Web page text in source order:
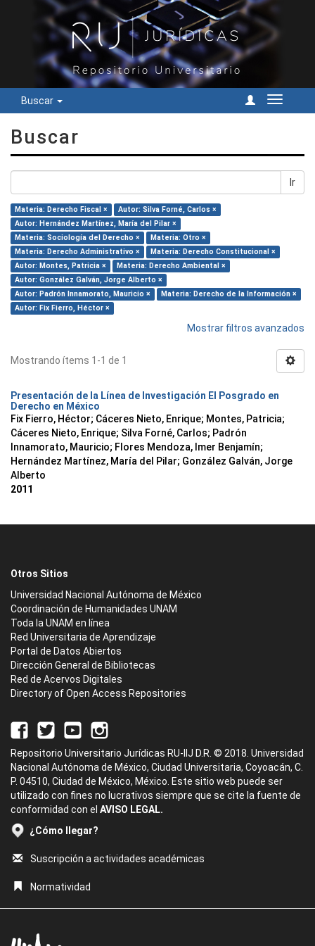
Buscar
Cambiar
Buscar
Ir
Materia: Derecho Fiscal ×
Autor: Silva Forné, Carlos ×
Autor: Hernández Martínez, María del Pilar ×
Materia: Sociología del Derecho ×
Materia: Otro ×
Materia: Derecho Administrativo ×
Materia: Derecho Constitucional ×
Autor: Montes, Patricia ×
Materia: Derecho Ambiental ×
Autor: González Galván, Jorge Alberto ×
Autor: Padrón Innamorato, Mauricio ×
Materia: Derecho de la Información ×
Autor: Fix Fierro, Héctor ×
Mostrar filtros avanzados
Mostrando ítems 1-1 de 1
Presentación de la Línea de Investigación El Posgrado en
Derecho en México
Fix Fierro, Héctor; Cáceres Nieto, Enrique; Montes, Patricia;
Cáceres Nieto, Enrique; Silva Forné, Carlos; Padrón
Innamorato, Mauricio; Flores Mendoza, Imer Benjamín;
Hernández Martínez, María del Pilar; González Galván, Jorge
Alberto
2011
Otros Sitios
Universidad Nacional Autónoma de México
Coordinación de Humanidades UNAM
Toda la UNAM en línea
Red Universitaria de Aprendizaje
Portal de Datos Abiertos
Dirección General de Bibliotecas
Red de Acervos Digitales
Directory of Open Access Repositories
Repositorio Universitario Jurídicas RU-IIJ D.R. © 2018. Universidad
Nacional Autónoma de México, Ciudad Universitaria, Coyoacán, C.
P. 04510, Ciudad de México, México. Este sitio web puede ser
utilizado con fines no lucrativos siempre que se cite la fuente de
conformidad con el AVISO LEGAL.
¿Cómo llegar?
Suscripción a actividades académicas
Normatividad